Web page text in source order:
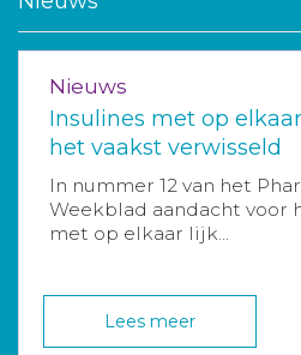
Nieuws
Insulines met op
het vaakst verwisseld
In nummer 12 van het
Weekblad aandacht voor
met op elkaar lijk...
Lees meer